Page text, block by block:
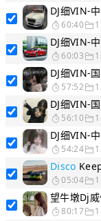
DJ细VIN-
60:40
DJ细VIN-
60:03
DJ细VIN-
57:52
DJ细VIN-
56:10
DJ细VIN-
54:24
Disco
05:04
望牛墩Dj
80:17